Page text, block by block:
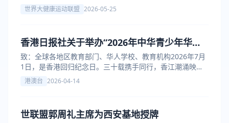
世界大健康运动联盟 2026-05-25
香港日报社关于举办“2026年中华青少年华文
作文有奖征集”活动的通知
致：全球各地区教育部门、华人学校、教育机构2026年7月
1日，是香港回归纪念日。三十载携手同行，香江潮涌映紫
荆；九万里风鹏正举，华夏少年谱新篇。
港澳台 2026-04-14
世联盟郭周礼主席为西安基地授牌